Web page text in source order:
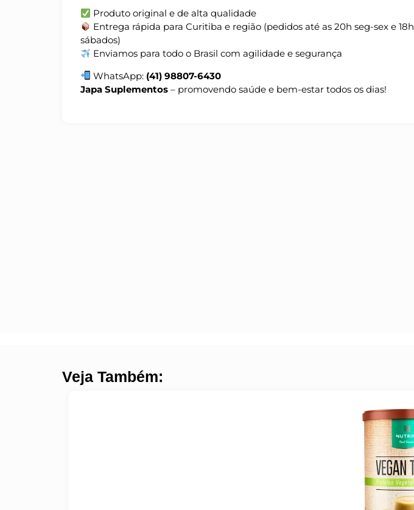
Produto original e de alta qualidade
Entrega rápida para Curitiba e região (pedidos até as 20h seg-sex e 18h
sábados)
Enviamos para todo o Brasil com agilidade e segurança
WhatsApp: (41) 98807-6430
Japa Suplementos – promovendo saúde e bem-estar todos os dias!
Veja Também: